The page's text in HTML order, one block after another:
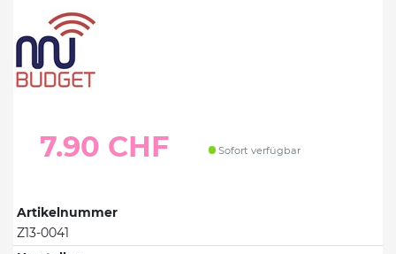
7.90 CHF Sofort verfügbar
Artikelnummer
Z13-0041